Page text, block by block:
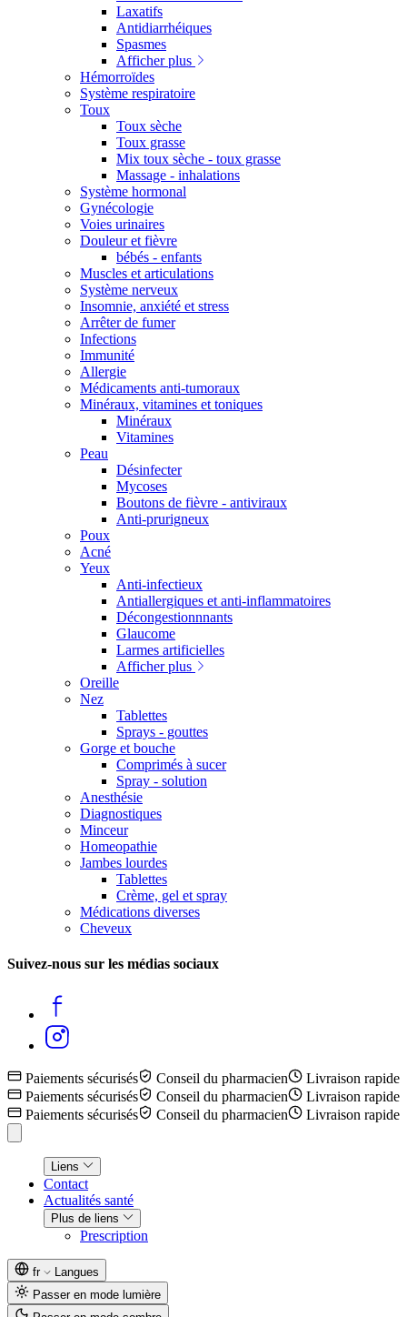
Laxatifs
Antidiarrhéiques
Spasmes
Afficher plus
Hémorroïdes
Système respiratoire
Toux
Toux sèche
Toux grasse
Mix toux sèche - toux grasse
Massage - inhalations
Système hormonal
Gynécologie
Voies urinaires
Douleur et fièvre
bébés - enfants
Muscles et articulations
Système nerveux
Insomnie, anxiété et stress
Arrêter de fumer
Infections
Immunité
Allergie
Médicaments anti-tumoraux
Minéraux, vitamines et toniques
Minéraux
Vitamines
Peau
Désinfecter
Mycoses
Boutons de fièvre - antiviraux
Anti-prurigneux
Poux
Acné
Yeux
Anti-infectieux
Antiallergiques et anti-inflammatoires
Décongestionnnants
Glaucome
Larmes artificielles
Afficher plus
Oreille
Nez
Tablettes
Sprays - gouttes
Gorge et bouche
Comprimés à sucer
Spray - solution
Anesthésie
Diagnostiques
Minceur
Homeopathie
Jambes lourdes
Tablettes
Crème, gel et spray
Médications diverses
Cheveux
Suivez-nous sur les médias sociaux
Paiements sécurisés Conseil du pharmacien
Livraison rapide
Paiements sécurisés
Conseil du pharmacien
Livraison rapide
Paiements sécurisés
Conseil du pharmacien Livraison rapide
Liens
Contact
Actualités santé
Plus de liens
Prescription
fr
Langues
Passer en mode lumière